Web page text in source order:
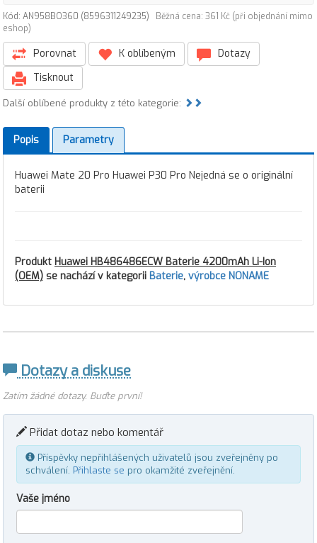
Kód: AN958BO360 (8596311249235)
Běžná cena: 361 Kč (při objednání mimo
eshop)
Porovnat K oblíbeným
Dotazy
Tisknout
Další oblíbené produkty z této kategorie:
Popis Parametry
Huawei Mate 20 Pro Huawei P30 Pro Nejedná se o originální
baterii
Produkt Huawei HB486486ECW Baterie 4200mAh Li-Ion
(OEM) se nachází v kategorii Baterie, výrobce NONAME
Dotazy a diskuse
Zatím žádné dotazy. Buďte první!
Přidat dotaz nebo komentář
Příspěvky nepřihlášených uživatelů jsou zveřejněny po
schválení. Přihlaste se pro okamžité zveřejnění.
Vaše jméno